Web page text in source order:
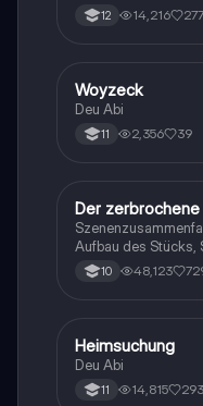
12 14,216 277
Deutsch
Woyzeck
Deu Abi
11 2,356 39
Deutsch
Der zerbrochene
Aufbau des Stücks,
Aussageabsicht,
10 48,123
Deutsch
Heimsuchung
Deu Abi
11 14,815 293